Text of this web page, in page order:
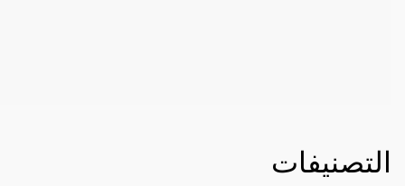
التصنيفات